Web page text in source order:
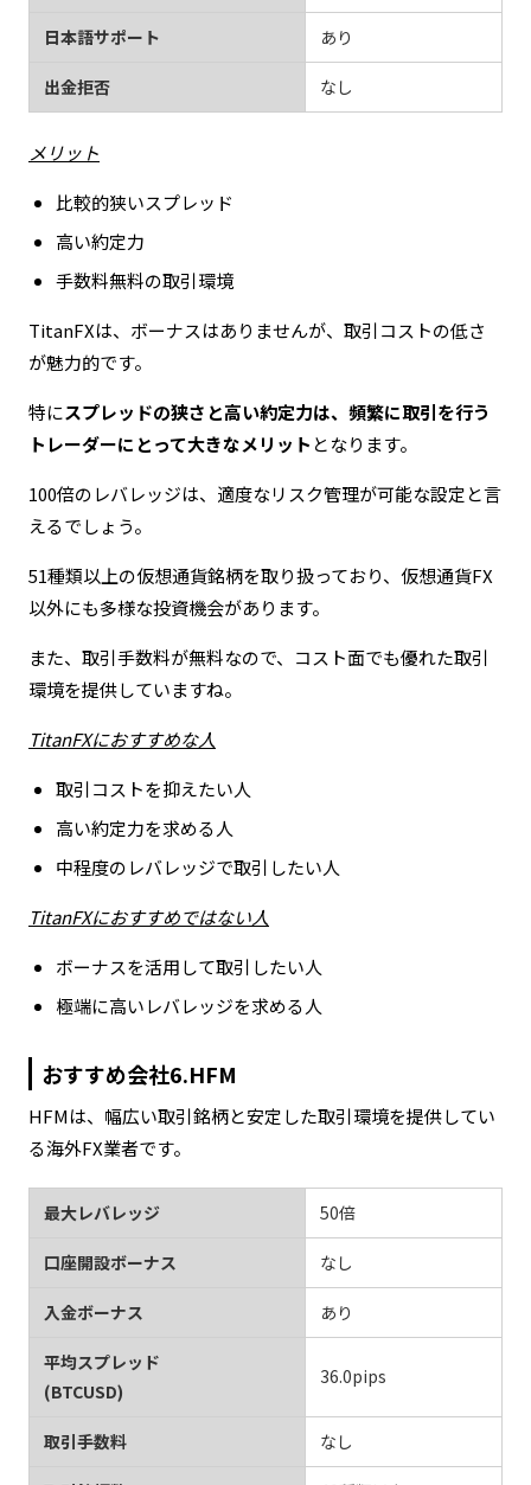
日本語サポート あり
出金拒否 なし
メリット
比較的狭いスプレッド
高い約定力
手数料無料の取引環境
TitanFXは、ボーナスはありませんが、取引コストの低さ
が魅力的です。
特にスプレッドの狭さと高い約定力は、頻繁に取引を行う
トレーダーにとって大きなメリット となります。
100倍のレバレッジは、適度なリスク管理が可能な設定と言
えるでしょう。
51種類以上の仮想通貨銘柄を取り扱っており、仮想通貨FX
以外にも多様な投資機会があります。
また、取引手数料が無料なので、コスト面でも優れた取引
環境を提供していますね。
TitanFXにおすすめな人
取引コストを抑えたい人
高い約定力を求める人
中程度のレバレッジで取引したい人
TitanFXにおすすめではない人
ボーナスを活用して取引したい人
極端に高いレバレッジを求める人
おすすめ会社6.HFM
HFMは、幅広い取引銘柄と安定した取引環境を提供してい
る海外FX業者です。
最大レバレッジ 50倍
口座開設ボーナス なし
入金ボーナス あり
平均スプレッド
(BTCUSD)
36.0pips
取引手数料 なし